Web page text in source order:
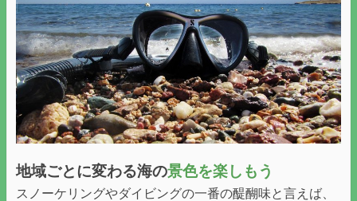
地域ごとに変わる海の景色を楽しもう
スノーケリングやダイビングの一番の醍醐味と言えば、